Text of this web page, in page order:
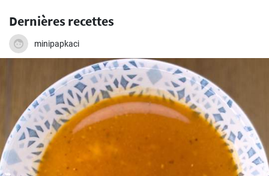
Dernières recettes
minipapkaci